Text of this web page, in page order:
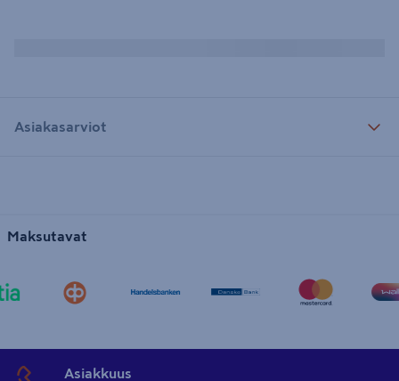
Asiakasarviot
Maksutavat
Asiakkuus